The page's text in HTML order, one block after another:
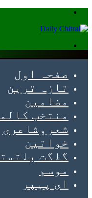
صفحہ اول
تازہ ترین
مضامین
منتخب
شعروشاعری
خواتین
گلگت
موسم
ای پیپر